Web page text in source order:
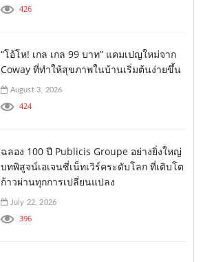
426
“โอ้โห! เกล เกล 99 บาท” แคมเปญใหม่จาก
Coway ที่ทำให้สุขภาพในบ้านเริ่มต้นง่ายขึ้น
August 3, 2026
424
ฉลอง 100 ปี Publicis Groupe อย่างยิ่งใหญ่
บทพิสูจน์เอเจนซี่เน็ทเวิร์คระดับโลก ที่เติบโต
ก้าวผ่านทุกการเปลี่ยนแปลง
July 22, 2026
396